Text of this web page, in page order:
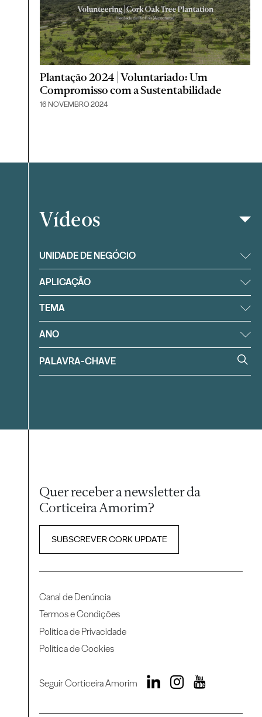
Plantação 2024 | Voluntariado: Um
Compromisso com a Sustentabilidade
16 NOVEMBRO 2024
Filtrar
Vídeos
UNIDADE DE NEGÓCIO
APLICAÇÃO
TEMA
ANO
Quer receber a newsletter da
Corticeira Amorim?
SUBSCREVER CORK UPDATE
Canal de Denúncia
Termos e Condições
Política de Privacidade
Política de Cookies
Seguir Corticeira Amorim